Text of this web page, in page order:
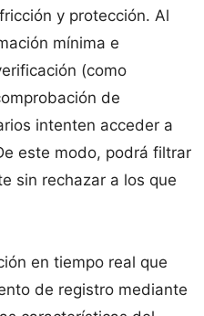
y protección. Al
mínima e
(como
de
intenten acceder a
este modo, podrá filtrar
sin rechazar a los que
en tiempo real que
de registro mediante